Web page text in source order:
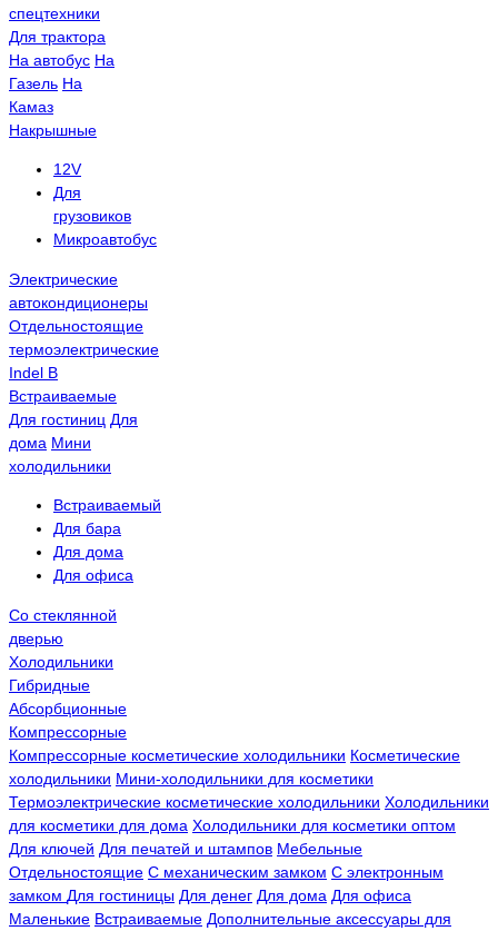
спецтехники
Для трактора
На автобус На
Газель На
Камаз
Накрышные
12V
Для
грузовиков
Микроавтобус
Электрические
автокондиционеры
Отдельностоящие
термоэлектрические
Indel B
Встраиваемые
Для гостиниц Для
дома Мини
холодильники
Встраиваемый
Для бара
Для дома
Для офиса
Со стеклянной
дверью
Холодильники
Гибридные
Абсорбционные
Компрессорные
Компрессорные косметические холодильники Косметические
холодильники Мини-холодильники для косметики
Термоэлектрические косметические холодильники Холодильники
для косметики для дома Холодильники для косметики оптом
Для ключей Для печатей и штампов Мебельные
Отдельностоящие С механическим замком С электронным
замком Для гостиницы Для денег Для дома Для офиса
Маленькие Встраиваемые Дополнительные аксессуары для